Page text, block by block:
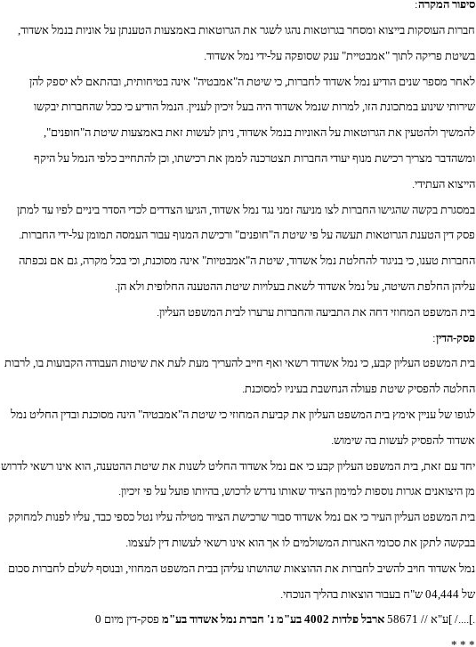
סיפור המקרה:
חברות העוסקות בייצוא ומסחר בגרוטאות נהגו לשגר את הגרוטאות באמצעות הטענתן על אוניות בנמל אשדוד,
בשיטת פריקה לתוך "אמבטיית" ענק שסופקה על-ידי נמל אשדוד.
לאחר מספר שנים הודיע נמל אשדוד לחברות, כי שיטת ה"אמבטיה" אינה בטיחותית, ובהתאם לא יספק להן
שירותי שינוע במתכונת הזו, למרות שנמל אשדוד היה בעל זיכיון לעניין. הנמל הודיע כי ככל שהחברות יבקשו
להמשיך ולהטעין את הגרוטאות על האוניות בנמל אשדוד, ניתן לעשות זאת באמצעות שיטת ה"חופנים",
ומשהדבר מצריך רכישת מנוף יעודי החברות תצטרכנה לממן את רכישתו, וכן להתחייב כלפי הנמל על היקף
הייצוא העתידי.
במסגרת בקשה שהגישו החברות לצו מניעה זמני נגד נמל אשדוד, הגיעו הצדדים לכדי הסדר ביניים לפיו עד למתן
פסק דין הטענת הגרוטאות תעשה על פי שיטת ה"חופנים" ורכישת המנוף עבור העמסה תמומן על-ידי החברות.
החברות טענו, כי בניגוד להחלטת נמל אשדוד, שיטת ה"אמבטיות" אינה מסוכנת, וכי בכל מקרה, גם אם נכפתה
עליהן החלפת השיטה, על נמל אשדוד לשאת בעלויות שיטת ההטענה החלופית ולא הן.
בית המשפט המחוזי דחה את התביעה והחברות ערערו לבית המשפט העליון.
פסק-הדין:
בית המשפט העליון קבע, כי נמל אשדוד רשאי ואף חייב להעריך מעת לעת את שיטות העבודה הקבועות בו, לרבות
החלטה להפסיק שיטת פעולה הנחשבת בעיניו למסוכנת.
לגופו של עניין אימץ בית המשפט העליון את קביעת המחוזי כי שיטת ה"אמבטיה" הינה מסוכנת ובדין החליט נמל
אשדוד להפסיק לעשות בה שימוש.
יחד עם זאת, בית המשפט העליון קבע כי אם נמל אשדוד החליט לשנות את שיטת ההטענה, הוא אינו רשאי לדרוש
מן היצואנים אגרות נוספות למימון הציוד שאותו נדרש לרכוש, בהיותו פועל על פי זיכיון.
בית המשפט העליון העיר כי אם נמל אשדוד סבור שרכישת הציוד מטילה עליו נטל כספי כבד, עליו לפנות למחוקק
בבקשה לתקן את סכומי האגרות המשולמים לו אך הוא אינו רשאי לעשות דין לעצמו.
נמל אשדוד חויב להשיב לחברות את ההוצאות שהושתו עליהן בבית המשפט המחוזי, ובנוסף לשלם לחברות סכום
של 04,444 ש"ח בעבור הוצאות בהליך הנוכחי.
.]..../ ]ע"א // 58671
ארבל פלדות 4002 בע"מ נ' חברת נמל אשדוד בע"מ
פסק-דין מיום 0